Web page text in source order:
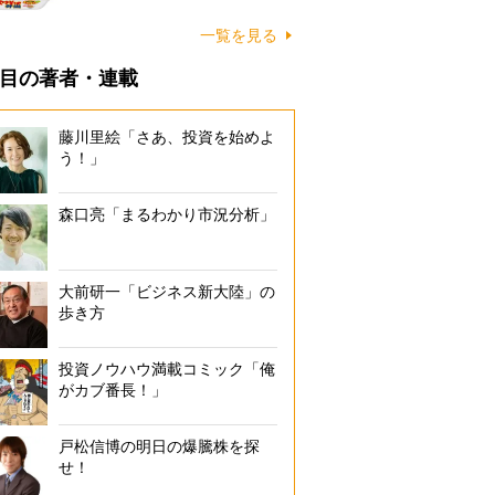
一覧を見る
の著者・連載
藤川里絵「さあ、投資を始めよ
う！」
森口亮「まるわかり市況分析」
大前研一「ビジネス新大陸」の
歩き方
投資ノウハウ満載コミック「俺
がカブ番長！」
戸松信博の明日の爆騰株を探
せ！